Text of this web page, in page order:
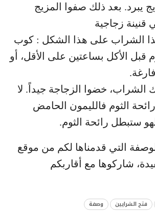
يبرد. بعد ذلك صفوا المزيج
قنينة زجاجية
الشراب على هذا الشكل : كوب
قبل الأكل بساعتين على الأقل، أو
الشراب، خضوا الزجاجة جيداً. لا
الثوم فالليمون الحامض
ستبطل رائحة الثوم.
التي قدمناها لكم من موقع
شاركوها مع أقاربكم
فتح الشرايين وصفة